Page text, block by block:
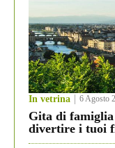
In vetrina 6 Agosto
Gita di
divertire i tuoi